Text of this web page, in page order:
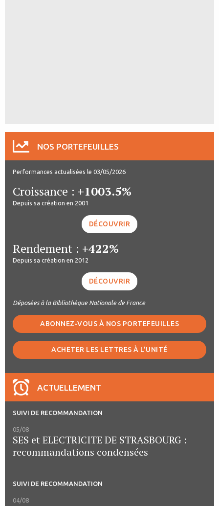
NOS PORTEFEUILLES
Performances actualisées le 03/05/2026
Croissance : +1003.5%
Depuis sa création en 2001
DÉCOUVRIR
Rendement : +422%
Depuis sa création en 2012
DÉCOUVRIR
Déposées à la Bibliothèque Nationale de France
ABONNEZ-VOUS À NOS PORTEFEUILLES
ACHETER LES LETTRES À L'UNITÉ
ACTUELLEMENT
SUIVI DE RECOMMANDATION
05/08
SES et ELECTRICITE DE STRASBOURG :
recommandations condensées
SUIVI DE RECOMMANDATION
04/08